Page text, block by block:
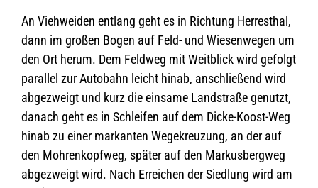
An Vieh­wei­den ent­lang geht es in Rich­tung Her­res­thal,
dann im gro­ßen Bogen auf Feld- und Wie­sen­we­gen um
den Ort herum. Dem Feld­weg mit Weit­blick wird gefolgt
par­al­lel zur Auto­bahn leicht hinab, anschlie­ßend wird
abge­zweigt und kurz die ein­same Land­straße genutzt,
danach geht es in Schlei­fen auf dem Dicke-Koost-Weg
hinab zu einer mar­kan­ten Wege­kreu­zung, an der auf
den Moh­ren­kopf­weg, spä­ter auf den Mar­kus­berg­weg
abge­zweigt wird. Nach Errei­chen der Sied­lung wird am